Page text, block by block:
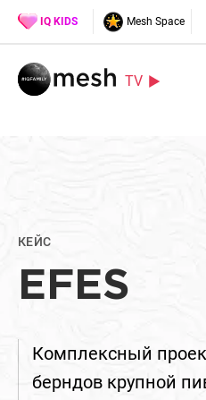
IQ KIDS Mesh Space
TV
КЕЙС
EFES
Комплексный
берндов крупной